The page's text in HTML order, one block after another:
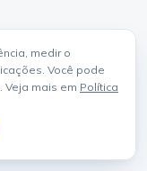
medir o
Você pode
Veja mais em Política